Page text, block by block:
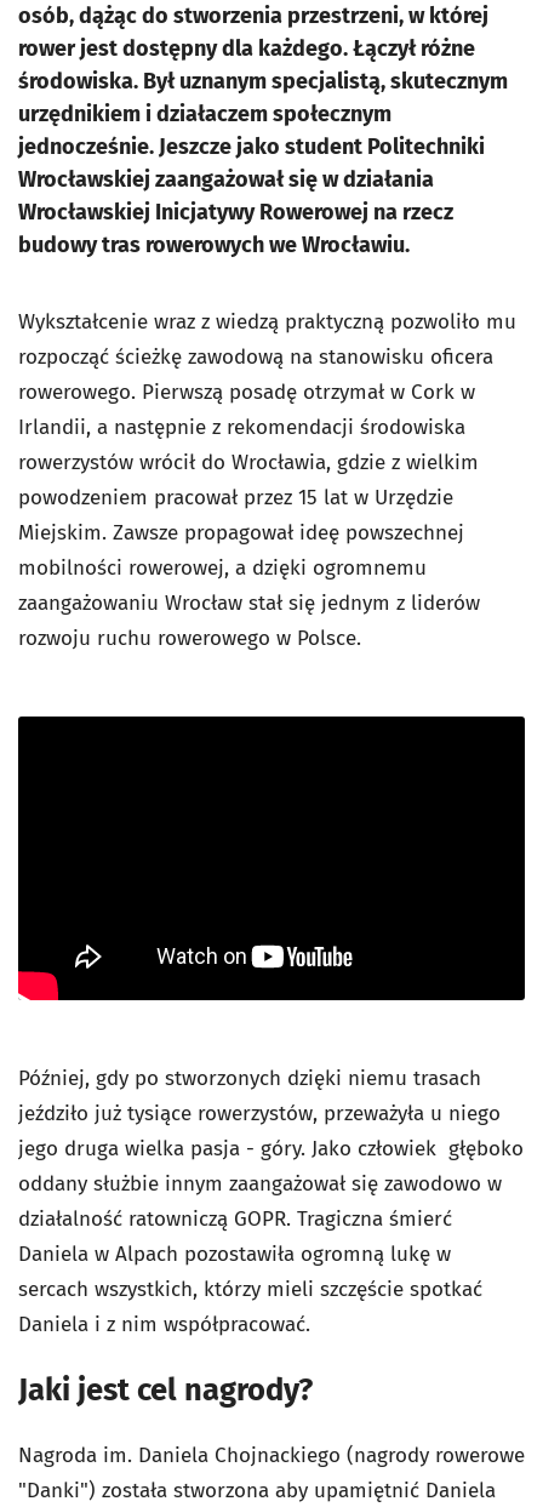
osób, dążąc do stworzenia przestrzeni, w której
rower jest dostępny dla każdego. Łączył różne
środowiska. Był uznanym specjalistą, skutecznym
urzędnikiem i działaczem społecznym
jednocześnie. Jeszcze jako student Politechniki
Wrocławskiej zaangażował się w działania
Wrocławskiej Inicjatywy Rowerowej na rzecz
budowy tras rowerowych we Wrocławiu.
Wykształcenie wraz z wiedzą praktyczną pozwoliło mu
rozpocząć ścieżkę zawodową na stanowisku oficera
rowerowego. Pierwszą posadę otrzymał w Cork w
Irlandii, a następnie z rekomendacji środowiska
rowerzystów wrócił do Wrocławia, gdzie z wielkim
powodzeniem pracował przez 15 lat w Urzędzie
Miejskim. Zawsze propagował ideę powszechnej
mobilności rowerowej, a dzięki ogromnemu
zaangażowaniu Wrocław stał się jednym z liderów
rozwoju ruchu rowerowego w Polsce.
Później, gdy po stworzonych dzięki niemu trasach
jeździło już tysiące rowerzystów, przeważyła u niego
jego druga wielka pasja - góry. Jako człowiek głęboko
oddany służbie innym zaangażował się zawodowo w
działalność ratowniczą GOPR. Tragiczna śmierć
Daniela w Alpach pozostawiła ogromną lukę w
sercach wszystkich, którzy mieli szczęście spotkać
Daniela i z nim współpracować.
Jaki jest cel nagrody?
Nagroda im. Daniela Chojnackiego (nagrody rowerowe
"Danki") została stworzona aby upamiętnić Daniela